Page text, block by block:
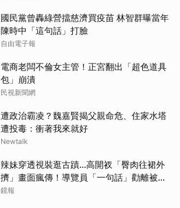
國民黨曾轟綠營擋慈濟買疫苗 林智群曝當年
陳時中「這句話」打臉
自由電子報
電商老闆不倫女主管！正宮翻出「超色道具
包」崩潰
民視新聞網
遭政治霸凌？魏嘉賢揭父親命危、住家水塔
遭投毒：衝著我來就好
Newtalk
辣妹穿透視裝逛古蹟…高開衩「臀肉往裙外
擠」畫面瘋傳！導覽員「一句話」勸離被狂
讚
鏡報